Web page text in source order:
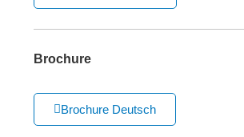
Brochure
Brochure Deutsch